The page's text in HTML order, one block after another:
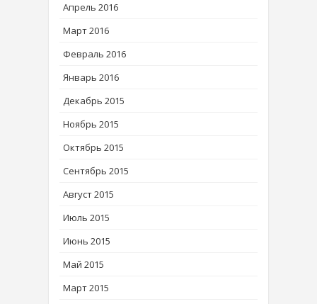
Апрель 2016
Март 2016
Февраль 2016
Январь 2016
Декабрь 2015
Ноябрь 2015
Октябрь 2015
Сентябрь 2015
Август 2015
Июль 2015
Июнь 2015
Май 2015
Март 2015